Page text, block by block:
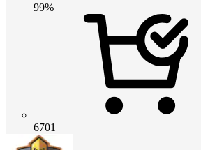
99%
6701